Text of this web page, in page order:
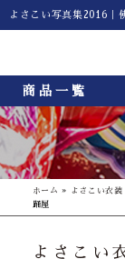
よさこい写真集2016｜
商品一覧
ホーム » よさこい衣装
踊屋
よさこい